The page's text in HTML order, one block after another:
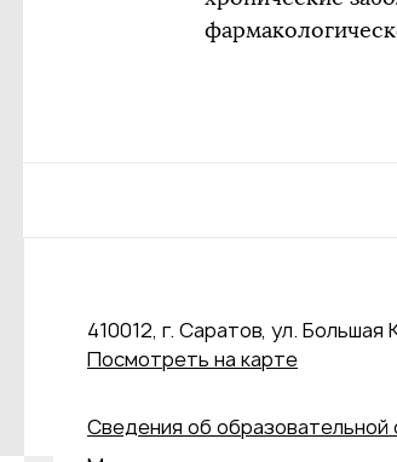
410012, г. Саратов, ул. Большая
Посмотреть на карте
Сведения об образовательной